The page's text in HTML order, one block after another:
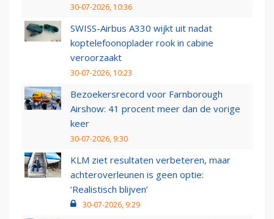
30-07-2026, 10:36
SWISS-Airbus A330 wijkt uit nadat
koptelefoonoplader rook in cabine
veroorzaakt
30-07-2026, 10:23
Bezoekersrecord voor Farnborough
Airshow: 41 procent meer dan de vorige
keer
30-07-2026, 9:30
KLM ziet resultaten verbeteren, maar
achteroverleunen is geen optie:
‘Realistisch blijven’
30-07-2026, 9:29